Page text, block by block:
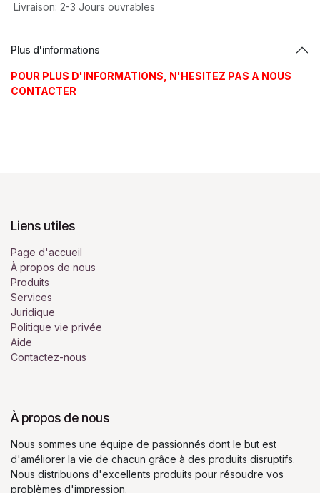
Livraison: 2-3 Jours ouvrables
Plus d'informations
POUR PLUS D'INFORMATIONS, N'HESITEZ PAS A NOUS
CONTACTER
Liens utiles
Page d'accueil
À propos de nous
Produits
Services
Juridique
Politique vie privée
Aide
Contactez-nous
À propos de nous
Nous sommes une équipe de passionnés dont le but est
d'améliorer la vie de chacun grâce à des produits disruptifs.
Nous distribuons d'excellents produits pour résoudre vos
problèmes d'impression.